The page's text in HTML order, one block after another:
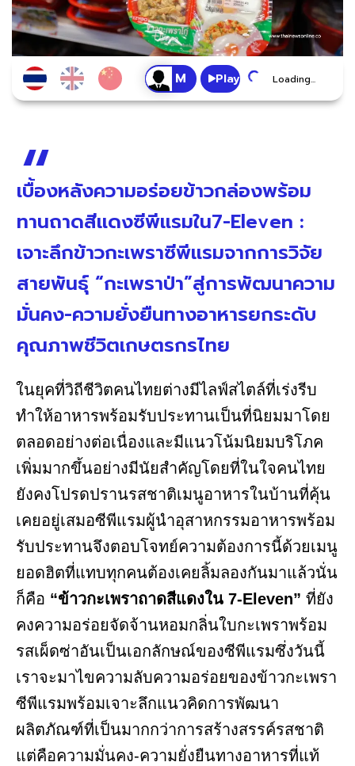
Play Loading...
เบื้องหลังความอร่อยข้าวกล่องพร้อม
ทานถาดสีแดงซีพีแรมใน7-Eleven :
เจาะลึกข้าวกะเพราซีพีแรมจากการวิจัย
สายพันธุ์ “กะเพราป่า”สู่การพัฒนาความ
มั่นคง-ความยั่งยืนทางอาหารยกระดับ
คุณภาพชีวิตเกษตรกรไทย
ในยุคที่วิถีชีวิตคนไทยต่างมีไลฟ์สไตล์ที่เร่งรีบ
ทำให้อาหารพร้อมรับประทานเป็นที่นิยมมาโดย
ตลอดอย่างต่อเนื่องและมีแนวโน้มนิยมบริโภค
เพิ่มมากขึ้นอย่างมีนัยสำคัญโดยที่ในใจคนไทย
ยังคงโปรดปรานรสชาติเมนูอาหารในบ้านที่คุ้น
เคยอยู่เสมอซีพีแรมผู้นำอุสาหกรรมอาหารพร้อม
รับประทานจึงตอบโจทย์ความต้องการนี้ด้วยเมนู
ยอดฮิตที่แทบทุกคนต้องเคยลิ้มลองกันมาแล้วนั่น
ก็คือ “ข้าวกะเพราถาดสีแดงใน 7-Eleven” ที่ยัง
คงความอร่อยจัดจ้านหอมกลิ่นใบกะเพราพร้อม
รสเผ็ดซ่าอันเป็นเอกลักษณ์ของซีพีแรมซึ่งวันนี้
เราจะมาไขความลับความอร่อยของข้าวกะเพรา
ซีพีแรมพร้อมเจาะลึกแนวคิดการพัฒนา
ผลิตภัณฑ์ที่เป็นมากกว่าการสร้างสรรค์รสชาติ
แต่คือความมั่นคง-ความยั่งยืนทางอาหารที่แท้